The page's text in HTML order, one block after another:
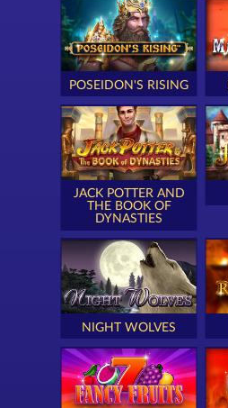
POSEIDON'S RISING
JACK POTTER AND
THE BOOK OF
DYNASTIES
NIGHT WOLVES